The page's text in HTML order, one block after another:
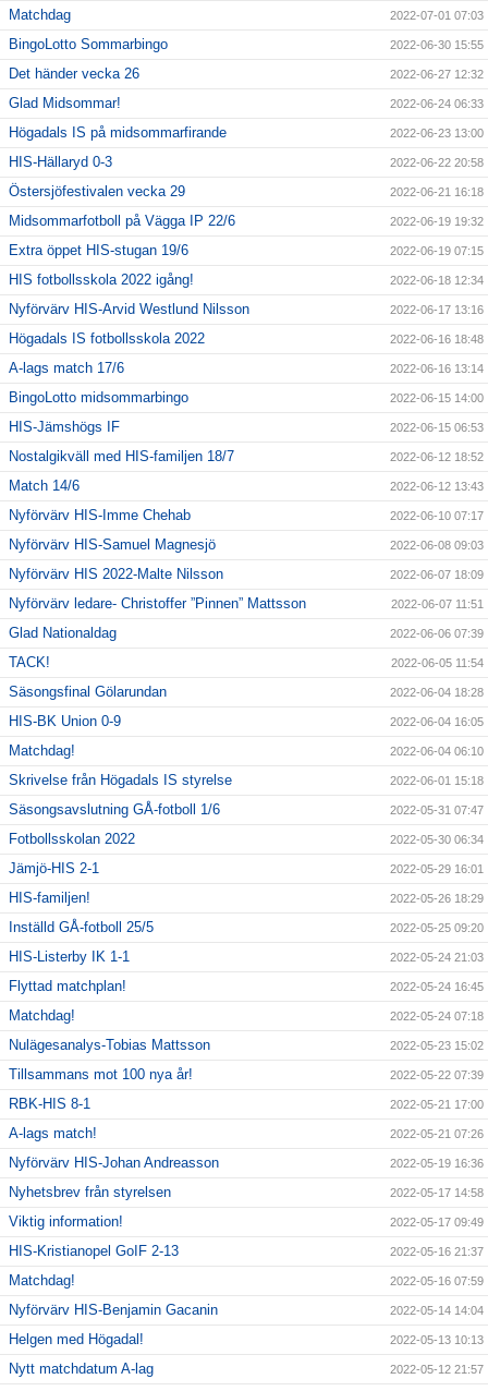
Matchdag 2022-07-01 07:03
BingoLotto Sommarbingo 2022-06-30 15:55
Det händer vecka 26 2022-06-27 12:32
Glad Midsommar! 2022-06-24 06:33
Högadals IS på midsommarfirande 2022-06-23 13:00
HIS-Hällaryd 0-3 2022-06-22 20:58
Östersjöfestivalen vecka 29 2022-06-21 16:18
Midsommarfotboll på Vägga IP 22/6 2022-06-19 19:32
Extra öppet HIS-stugan 19/6 2022-06-19 07:15
HIS fotbollsskola 2022 igång! 2022-06-18 12:34
Nyförvärv HIS-Arvid Westlund Nilsson 2022-06-17 13:16
Högadals IS fotbollsskola 2022 2022-06-16 18:48
A-lags match 17/6 2022-06-16 13:14
BingoLotto midsommarbingo 2022-06-15 14:00
HIS-Jämshögs IF 2022-06-15 06:53
Nostalgikväll med HIS-familjen 18/7 2022-06-12 18:52
Match 14/6 2022-06-12 13:43
Nyförvärv HIS-Imme Chehab 2022-06-10 07:17
Nyförvärv HIS-Samuel Magnesjö 2022-06-08 09:03
Nyförvärv HIS 2022-Malte Nilsson 2022-06-07 18:09
Nyförvärv ledare- Christoffer ”Pinnen” Mattsson 2022-06-07 11:51
Glad Nationaldag 2022-06-06 07:39
TACK! 2022-06-05 11:54
Säsongsfinal Gölarundan 2022-06-04 18:28
HIS-BK Union 0-9 2022-06-04 16:05
Matchdag! 2022-06-04 06:10
Skrivelse från Högadals IS styrelse 2022-06-01 15:18
Säsongsavslutning GÅ-fotboll 1/6 2022-05-31 07:47
Fotbollsskolan 2022 2022-05-30 06:34
Jämjö-HIS 2-1 2022-05-29 16:01
HIS-familjen! 2022-05-26 18:29
Inställd GÅ-fotboll 25/5 2022-05-25 09:20
HIS-Listerby IK 1-1 2022-05-24 21:03
Flyttad matchplan! 2022-05-24 16:45
Matchdag! 2022-05-24 07:18
Nulägesanalys-Tobias Mattsson 2022-05-23 15:02
Tillsammans mot 100 nya år! 2022-05-22 07:39
RBK-HIS 8-1 2022-05-21 17:00
A-lags match! 2022-05-21 07:26
Nyförvärv HIS-Johan Andreasson 2022-05-19 16:36
Nyhetsbrev från styrelsen 2022-05-17 14:58
Viktig information! 2022-05-17 09:49
HIS-Kristianopel GoIF 2-13 2022-05-16 21:37
Matchdag! 2022-05-16 07:59
Nyförvärv HIS-Benjamin Gacanin 2022-05-14 14:04
Helgen med Högadal! 2022-05-13 10:13
Nytt matchdatum A-lag 2022-05-12 21:57